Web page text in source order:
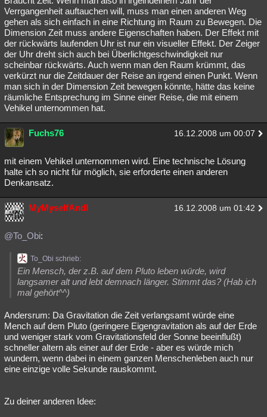
Verrgangenheit auftauchen will, muss man einen anderen Weg
gehen als sich einfach in eine Richtung im Raum zu Bewegen. Die
Dimension Zeit muss andere Eigenschaften haben. Der Effekt mit
der rückwärts laufenden Uhr ist nur ein visueller Effekt. Der Zeiger
der Uhr dreht sich auch bei Überlichtgeschwindigkeit nur
scheinbar rückwärts. Auch wenn man den Raum krümmt, das
verkürzt nur die Zeitdauer der Reise an irgend einen Punkt. Wenn
man sich in der Dimension Zeit bewegen könnte, hätte das keine
räumliche Entsprechung im Sinne einer Reise, die mit einem
Vehikel unternommen hat.
Fuchs76 16.12.2008 um 00:07
mit einem Vehikel unternommen wird. Eine technische Lösung
halte ich so nicht für möglich, sie erforderte einen anderen
Denkansatz.
MyMyselfAndI 16.12.2008 um 01:42
@To_Obi:
To_Obi schrieb:
Ein Mensch, der z.B. auf dem Pluto leben würde, wird
langsamer alt und lebt demnach länger. Stimmt das? (Hab ich
mal gehört^^)
Andersrum: Da Gravitation die Zeit verlangsamt würde eine
Mench auf dem Pluto (geringere Eigengravitation als auf der Erde
und weniger stark vom Gravitationsfeld der Sonne beeinflußt)
schneller altern als einer auf der Erde - aber es würde mich
wundern, wenn dabei in einem ganzen Menschenleben auch nur
eine einzige volle Sekunde rauskommt.
Zu deiner anderen Idee: